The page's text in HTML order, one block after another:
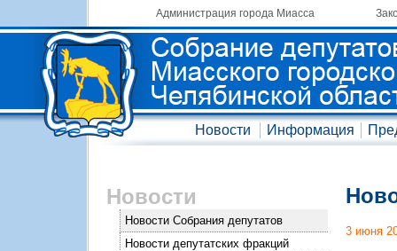
Администрация города Миасса
Новости Информация
Новости
Новости Собрания депутатов
Новости депутатских фракций
3 июня